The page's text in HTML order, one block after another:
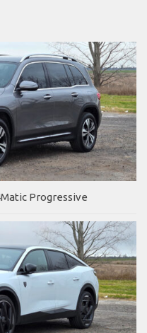
Progressive